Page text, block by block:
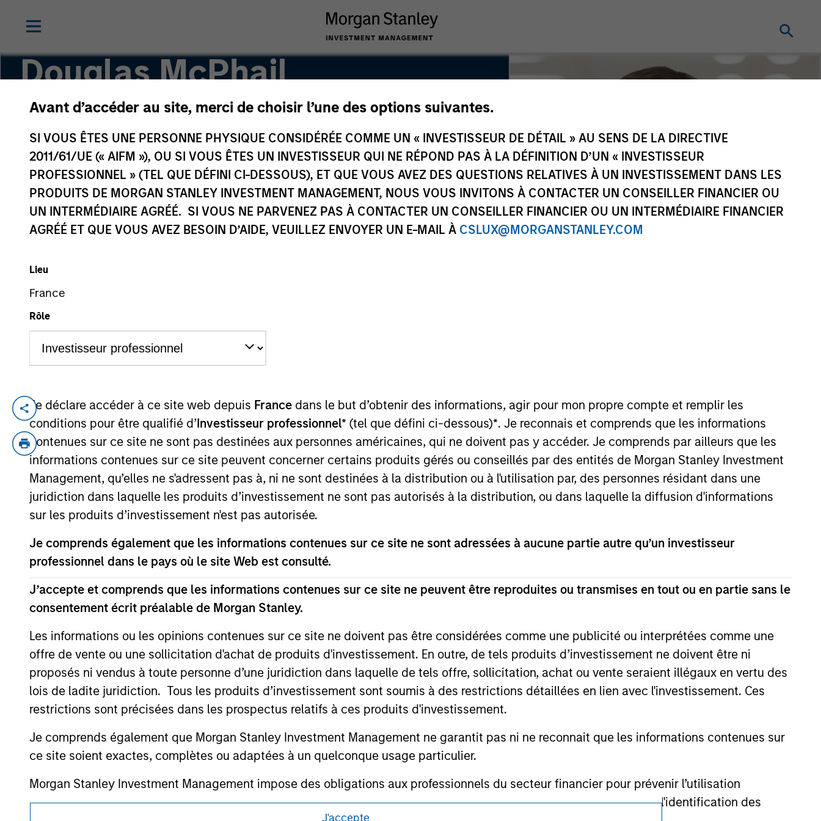
Avant d’accéder au site, merci de choisir l’une des options suivantes.
SI VOUS ÊTES UNE PERSONNE PHYSIQUE CONSIDÉRÉE COMME UN « INVESTISSEUR DE DÉTAIL » AU SENS DE LA DIRECTIVE
2011/61/UE (« AIFM »), OU SI VOUS ÊTES UN INVESTISSEUR QUI NE RÉPOND PAS À LA DÉFINITION D’UN « INVESTISSEUR
PROFESSIONNEL » (TEL QUE DÉFINI CI-DESSOUS), ET QUE VOUS AVEZ DES QUESTIONS RELATIVES À UN INVESTISSEMENT DANS LES
PRODUITS DE MORGAN STANLEY INVESTMENT MANAGEMENT, NOUS VOUS INVITONS À CONTACTER UN CONSEILLER FINANCIER OU
UN INTERMÉDIAIRE AGRÉÉ. SI VOUS NE PARVENEZ PAS À CONTACTER UN CONSEILLER FINANCIER OU UN INTERMÉDIAIRE FINANCIER
AGRÉÉ ET QUE VOUS AVEZ BESOIN D’AIDE, VEUILLEZ ENVOYER UN E-MAIL À CSLUX@MORGANSTANLEY.COM
Lieu
France
Rôle
Je déclare accéder à ce site web depuis France dans le but d’obtenir des informations, agir pour mon propre compte et remplir les
conditions pour être qualifié d’Investisseur professionnel* (tel que défini ci-dessous)*. Je reconnais et comprends que les informations
contenues sur ce site ne sont pas destinées aux personnes américaines, qui ne doivent pas y accéder. Je comprends par ailleurs que les
informations contenues sur ce site peuvent concerner certains produits gérés ou conseillés par des entités de Morgan Stanley Investment
Management, qu’elles ne s'adressent pas à, ni ne sont destinées à la distribution ou à l'utilisation par, des personnes résidant dans une
juridiction dans laquelle les produits d’investissement ne sont pas autorisés à la distribution, ou dans laquelle la diffusion d'informations
sur les produits d’investissement n'est pas autorisée.
Je comprends également que les informations contenues sur ce site ne sont adressées à aucune partie autre qu’un investisseur
professionnel dans le pays où le site Web est consulté.
J’accepte et comprends que les informations contenues sur ce site ne peuvent être reproduites ou transmises en tout ou en partie sans le
consentement écrit préalable de Morgan Stanley.
Les informations ou les opinions contenues sur ce site ne doivent pas être considérées comme une publicité ou interprétées comme une
offre de vente ou une sollicitation d'achat de produits d'investissement. En outre, de tels produits d’investissement ne doivent être ni
proposés ni vendus à toute personne d’une juridiction dans laquelle de tels offre, sollicitation, achat ou vente seraient illégaux en vertu des
lois de ladite juridiction. Tous les produits d’investissement sont soumis à des restrictions détaillées en lien avec l'investissement. Ces
restrictions sont précisées dans les prospectus relatifs à ces produits d'investissement.
Je comprends également que Morgan Stanley Investment Management ne garantit pas ni ne reconnait que les informations contenues sur
ce site soient exactes, complètes ou adaptées à un quelconque usage particulier.
Morgan Stanley Investment Management impose des obligations aux professionnels du secteur financier pour prévenir l’utilisation
détournée de fonds d’investissement à des fins de blanchiment de capitaux, y compris des procédures permettant l'identification des
J'accepte
Douglas McPhail
Executive Director
YEARS OF INDUSTRY EXPERIENCE
27 Years
Douglas is a senior portfolio manager on the Global Liquidity team. He joined Morgan Stanley in 2017 having previously been a
Senior Investment Manager at Aberdeen Asset Management. Douglas has 25 years of industry experience, from time spent at
Aberdeen and Scottish Widows Investment Partnership (SWIP) where he held positions as both senior dealer and in fund
management. Douglas has a Bsc (Hons) in Mathematics from Strathclyde University.
May not represent all Team Members.
The information on this page is for informational purposes only. The information contained herein does not constitute and should not be construed as an
offering of advisory services or an offer to sell or a solicitation of an offer to buy any securities in any jurisdiction in which such offer or solicitation,
purchase or sale would be unlawful under the securities, insurance or other laws of such jurisdiction.
All investing involves risks, including a loss of principal.
Please refer to the strategy detail page for important information on the strategy, including additional risk considerations.
Morgan Stanley
Morgan Stanley Careers